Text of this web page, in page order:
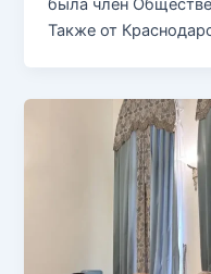
была член
Также от